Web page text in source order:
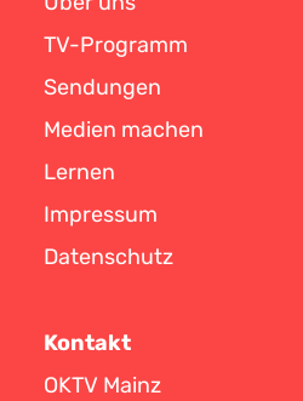
TV-Programm
Sendungen
Medien machen
Lernen
Impressum
Datenschutz
Kontakt
OKTV Mainz